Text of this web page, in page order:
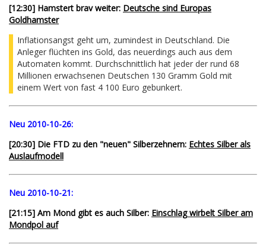
[12:30] Hamstert brav weiter: Deutsche sind Europas
Goldhamster
Inflationsangst geht um, zumindest in Deutschland. Die
Anleger flüchten ins Gold, das neuerdings auch aus dem
Automaten kommt. Durchschnittlich hat jeder der rund 68
Millionen erwachsenen Deutschen 130 Gramm Gold mit
einem Wert von fast 4 100 Euro gebunkert.
Neu 2010-10-26:
[20:30] Die FTD zu den "neuen" Silberzehnern: Echtes Silber als
Auslaufmodell
Neu 2010-10-21:
[21:15] Am Mond gibt es auch Silber: Einschlag wirbelt Silber am
Mondpol auf